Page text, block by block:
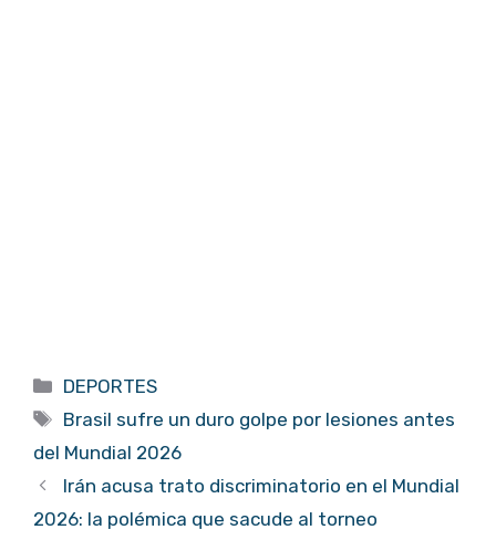
Categorías
DEPORTES
Etiquetas
Brasil sufre un duro golpe por lesiones antes
del Mundial 2026
Irán acusa trato discriminatorio en el Mundial
2026: la polémica que sacude al torneo